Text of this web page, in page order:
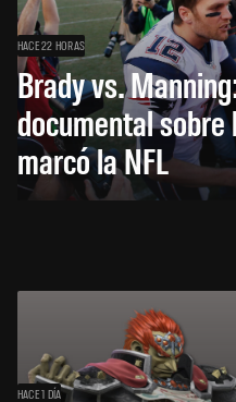
HACE 22 HORAS
Brady vs.
documental
marcó la NFL
HACE 1 DÍA